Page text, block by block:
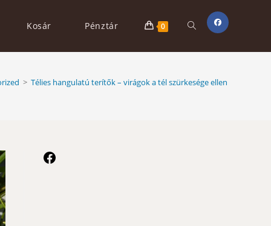
Kosár Pénztár 0 Toggle
website
> Télies hangulatú terítők – virágok a tél szürkesége ellen
Facebook